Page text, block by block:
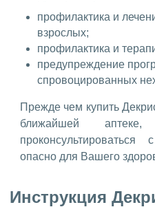
профилактика и
взрослых;
профилактика и
предупреждение
спровоцированных
Прежде чем купить
ближайшей
опасно для Вашего
Инструкция